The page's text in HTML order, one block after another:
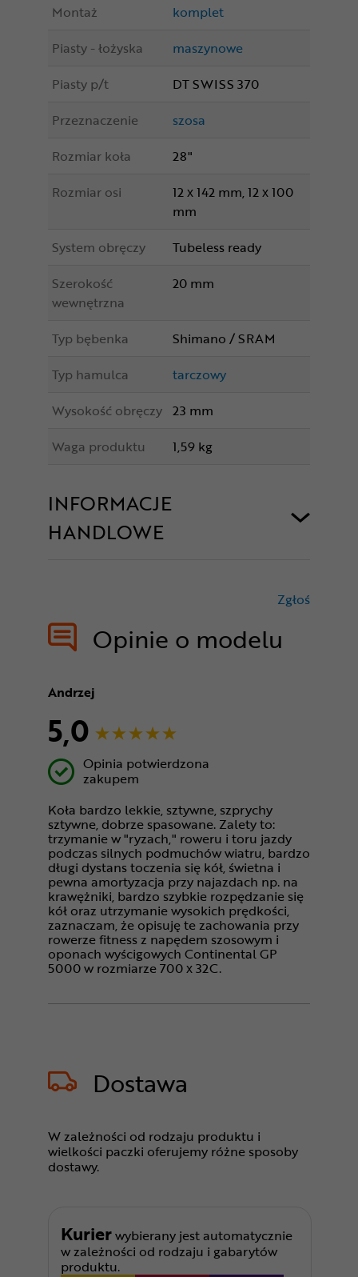
Montaż
komplet
Piasty - łożyska
maszynowe
Piasty p/t
DT SWISS 370
Przeznaczenie
szosa
Rozmiar koła
28"
Rozmiar osi
12 x 142 mm, 12 x 100
mm
System obręczy
Tubeless ready
Szerokość
wewnętrzna
20 mm
Typ bębenka
Shimano / SRAM
Typ hamulca
tarczowy
Wysokość obręczy 23 mm
Waga produktu
1,59 kg
INFORMACJE
HANDLOWE
Opinie o modelu
Zgłoś
Andrzej
5,0
Opinia potwierdzona
zakupem
Koła bardzo lekkie, sztywne, szprychy
sztywne, dobrze spasowane. Zalety to:
trzymanie w "ryzach," roweru i toru jazdy
podczas silnych podmuchów wiatru, bardzo
długi dystans toczenia się kół, świetna i
pewna amortyzacja przy najazdach np. na
krawężniki, bardzo szybkie rozpędzanie się
kół oraz utrzymanie wysokich prędkości,
zaznaczam, że opisuję te zachowania przy
rowerze fitness z napędem szosowym i
oponach wyścigowych Continental GP
5000 w rozmiarze 700 x 32C.
Dostawa
W zależności od rodzaju produktu i
wielkości paczki oferujemy różne sposoby
dostawy.
Kurierwybierany jest automatycznie
w zależności od rodzaju i gabarytów
produktu.